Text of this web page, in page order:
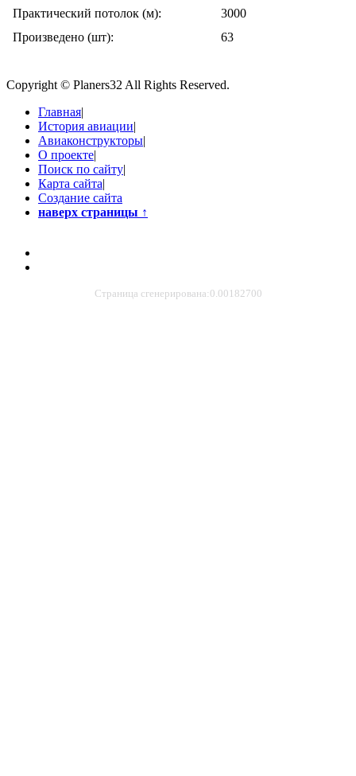
Практический потолок (м):
3000
Произведено (шт):
63
Copyright © Planers32 All Rights Reserved.
Главная|
История авиации|
Авиаконструкторы|
О проекте|
Поиск по сайту|
Карта сайта|
Создание сайта
наверх страницы ↑
Страница сгенерирована:0.00182700